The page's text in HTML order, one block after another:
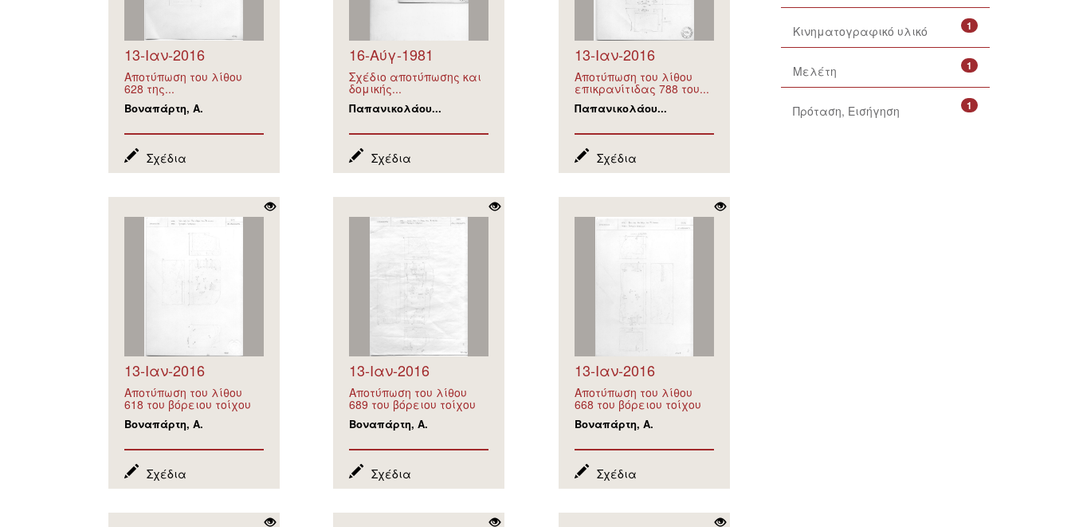
13-Ιαν-2016
Αποτύπωση του λίθου
628 της...
Βοναπάρτη, Α.
Σχέδια
16-Αύγ-1981
Σχέδιο αποτύπωσης και
δομικής...
Παπανικολάου...
Σχέδια
13-Ιαν-2016
Αποτύπωση του λίθου
επικρανίτιδας 788 του...
Παπανικολάου...
Σχέδια
13-Ιαν-2016
Αποτύπωση του λίθου
618 του βόρειου τοίχου
Βοναπάρτη, Α.
Σχέδια
13-Ιαν-2016
Αποτύπωση του λίθου
689 του βόρειου τοίχου
Βοναπάρτη, Α.
Σχέδια
13-Ιαν-2016
Αποτύπωση του λίθου
668 του βόρειου τοίχου
Βοναπάρτη, Α.
Σχέδια
1
Κινηματογραφικό υλικό
1
Μελέτη
1
Πρόταση, Εισήγηση